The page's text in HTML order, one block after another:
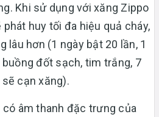
Khi sử dụng với xăng Zippo
huy tối đa hiệu quả cháy,
lâu hơn (1 ngày bật 20 lần, 1
buồng đốt sạch, tim trắng, 7
sẽ cạn xăng).
âm thanh đặc trưng của